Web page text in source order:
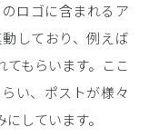
ロゴに含まれるア
しており、例えば
もらいます。ここ
い、ポストが様々
しています。